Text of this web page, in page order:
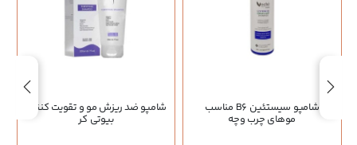
شامپو سیستئین B6 مناسب
موهای چرب وچه
شامپو ضد ریزش مو و تقویت کننده
بیوتی کر